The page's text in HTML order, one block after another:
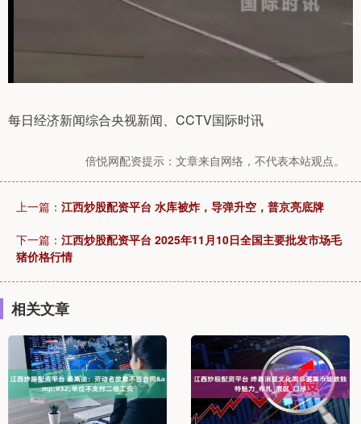
每日经济新闻综合央视新闻、CCTV国际时讯
倍悦网配资提示：文章来自网络，不代表本站观点。
上一篇： 江西炒股配资平台 水库被炸，导弹升空，普京亮底牌
下一篇： 江西炒股配资平台 2025年11月10日全国主要批发市场毛
猪价格行情
相关文章